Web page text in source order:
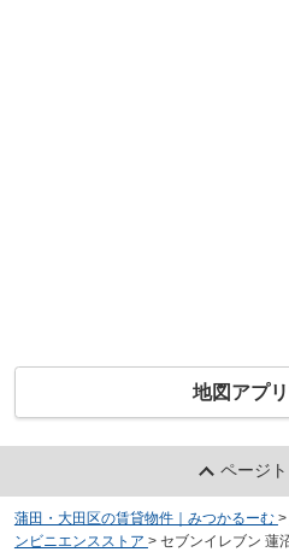
地図アプ
ページ
蒲田・大田区の賃貸物件｜みつかるーむ >
ンビニエンスストア > セブンイレブン 蓮